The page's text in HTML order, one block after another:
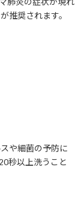
推奨されます。
や細菌の予防に
秒以上洗うこと